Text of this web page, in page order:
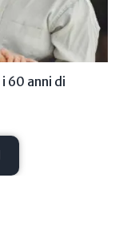
60 anni di